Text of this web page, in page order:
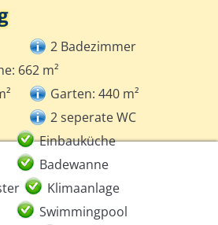
2 Badezimmer
662 m²
Garten: 440 m²
2 seperate WC
Einbauküche
Badewanne
Klimaanlage
Swimmingpool